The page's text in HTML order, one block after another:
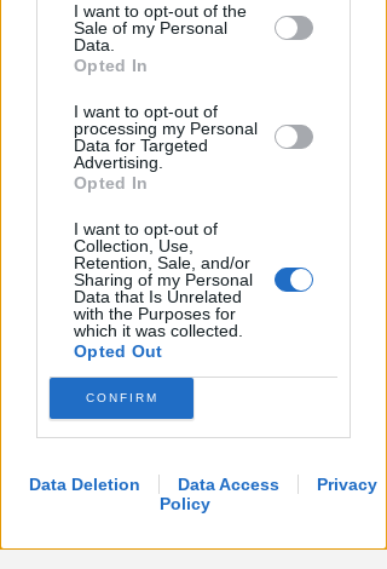
by us to third parties on the IAB’s List of
Downstream Participants that may
further disclose it to other third parties.
I want to opt-out of the
Sale of my Personal
Data.
Opted In
I want to opt-out of
processing my Personal
Data for Targeted
Advertising.
Opted In
I want to opt-out of
Collection, Use,
Retention, Sale, and/or
Sharing of my Personal
Data that Is Unrelated
with the Purposes for
which it was collected.
Opted Out
CONFIRM
Data Deletion Data Access
Privacy
Policy
Redazione
VITTIMA UN ANZIANO RIMINESE
Borseggi sul Metromare, ladri
arrestati grazie all'occhio
esperto di un agente